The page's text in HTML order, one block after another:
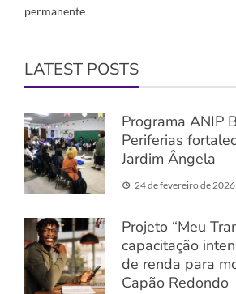
permanente
LATEST POSTS
Programa ANIP
Periferias
Jardim Ângela
24 de fevereiro de 2026
Projeto “Meu
capacitação
de renda para
Capão Redondo